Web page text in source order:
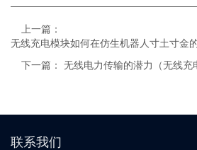
上一篇：
无线充电模块如何在仿生机器人寸土寸金
下一篇：
无线电力传输的潜力（无线充
联系我们